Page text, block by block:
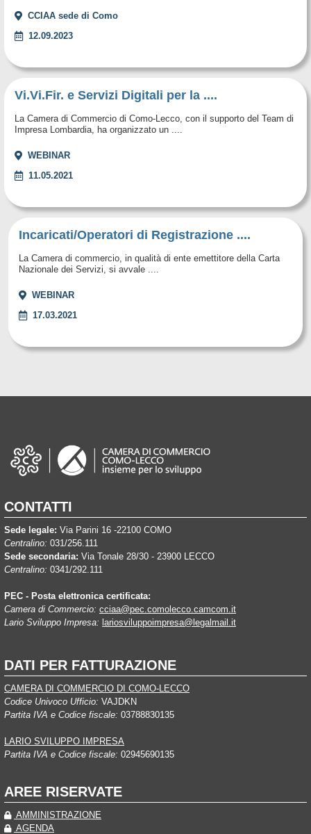
CCIAA sede di Como
12.09.2023
Vi.Vi.Fir. e Servizi Digitali per la ....
La Camera di Commercio di Como-Lecco, con il supporto del Team di
Impresa Lombardia, ha organizzato un ....
WEBINAR
11.05.2021
Incaricati/Operatori di Registrazione ....
La Camera di commercio, in qualità di ente emettitore della Carta
Nazionale dei Servizi, si avvale ....
WEBINAR
17.03.2021
CONTATTI
Sede legale: Via Parini 16 -22100 COMO
Centralino: 031/256.111
Sede secondaria: Via Tonale 28/30 - 23900 LECCO
Centralino: 0341/292.111
PEC - Posta elettronica certificata:
Camera di Commercio: cciaa@pec.comolecco.camcom.it
Lario Sviluppo Impresa: lariosviluppoimpresa@legalmail.it
DATI PER FATTURAZIONE
CAMERA DI COMMERCIO DI COMO-LECCO
Codice Univoco Ufficio: VAJDKN
Partita IVA e Codice fiscale: 03788830135
LARIO SVILUPPO IMPRESA
Partita IVA e Codice fiscale: 02945690135
AREE RISERVATE
AMMINISTRAZIONE
AGENDA